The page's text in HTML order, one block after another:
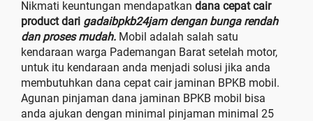
Nikmati keuntungan mendapatkan dana cepat cair
product dari gadaibpkb24jam dengan bunga rendah
dan proses mudah. Mobil adalah salah satu
kendaraan warga Pademangan Barat setelah motor,
untuk itu kendaraan anda menjadi solusi jika anda
membutuhkan dana cepat cair jaminan BPKB mobil.
Agunan pinjaman dana jaminan BPKB mobil bisa
anda ajukan dengan minimal pinjaman minimal 25